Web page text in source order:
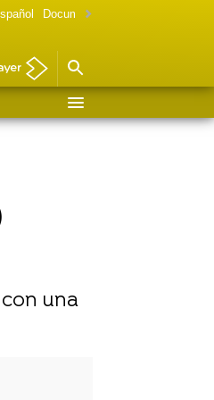
Documental Las chicas Gilmore
una